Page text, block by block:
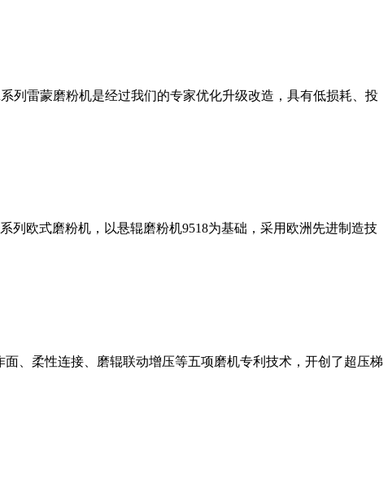
列雷蒙磨粉机是经过我们的专家优化升级改造，具有低损耗、投
欧式磨粉机，以悬辊磨粉机9518为基础，采用欧洲先进制造技
、柔性连接、磨辊联动增压等五项磨机专利技术，开创了超压梯